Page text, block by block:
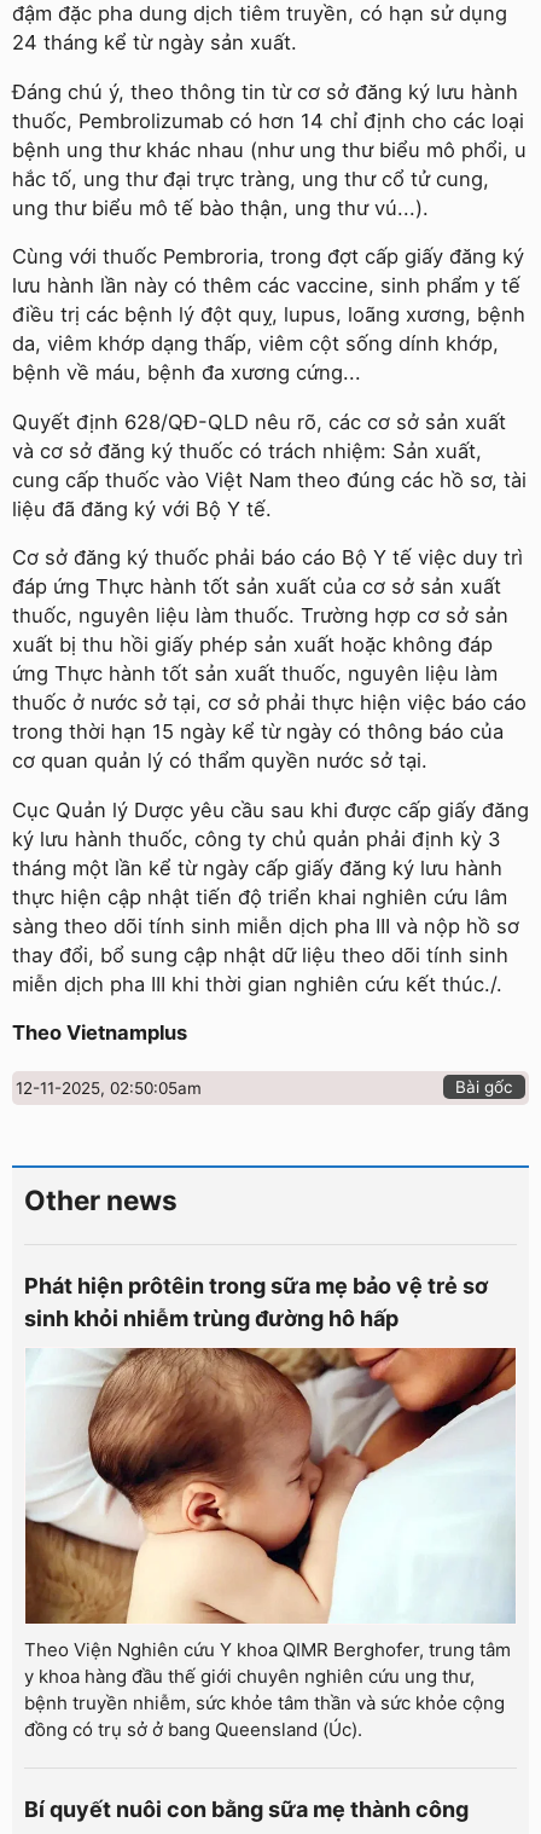
đậm đặc pha dung dịch tiêm truyền, có hạn sử dụng
24 tháng kể từ ngày sản xuất.
Đáng chú ý, theo thông tin từ cơ sở đăng ký lưu hành
thuốc, Pembrolizumab có hơn 14 chỉ định cho các loại
bệnh ung thư khác nhau (như ung thư biểu mô phổi, u
hắc tố, ung thư đại trực tràng, ung thư cổ tử cung,
ung thư biểu mô tế bào thận, ung thư vú...).
Cùng với thuốc Pembroria, trong đợt cấp giấy đăng ký
lưu hành lần này có thêm các vaccine, sinh phẩm y tế
điều trị các bệnh lý đột quỵ, lupus, loãng xương, bệnh
da, viêm khớp dạng thấp, viêm cột sống dính khớp,
bệnh về máu, bệnh đa xương cứng...
Quyết định 628/QĐ-QLD nêu rõ, các cơ sở sản xuất
và cơ sở đăng ký thuốc có trách nhiệm: Sản xuất,
cung cấp thuốc vào Việt Nam theo đúng các hồ sơ, tài
liệu đã đăng ký với Bộ Y tế.
Cơ sở đăng ký thuốc phải báo cáo Bộ Y tế việc duy trì
đáp ứng Thực hành tốt sản xuất của cơ sở sản xuất
thuốc, nguyên liệu làm thuốc. Trường hợp cơ sở sản
xuất bị thu hồi giấy phép sản xuất hoặc không đáp
ứng Thực hành tốt sản xuất thuốc, nguyên liệu làm
thuốc ở nước sở tại, cơ sở phải thực hiện việc báo cáo
trong thời hạn 15 ngày kể từ ngày có thông báo của
cơ quan quản lý có thẩm quyền nước sở tại.
Cục Quản lý Dược yêu cầu sau khi được cấp giấy đăng
ký lưu hành thuốc, công ty chủ quản phải định kỳ 3
tháng một lần kể từ ngày cấp giấy đăng ký lưu hành
thực hiện cập nhật tiến độ triển khai nghiên cứu lâm
sàng theo dõi tính sinh miễn dịch pha III và nộp hồ sơ
thay đổi, bổ sung cập nhật dữ liệu theo dõi tính sinh
miễn dịch pha III khi thời gian nghiên cứu kết thúc./.
Theo Vietnamplus
12-11-2025, 02:50:05am Bài gốc
Other news
Phát hiện prôtêin trong sữa mẹ bảo vệ trẻ sơ
sinh khỏi nhiễm trùng đường hô hấp
Theo Viện Nghiên cứu Y khoa QIMR Berghofer, trung tâm
y khoa hàng đầu thế giới chuyên nghiên cứu ung thư,
bệnh truyền nhiễm, sức khỏe tâm thần và sức khỏe cộng
đồng có trụ sở ở bang Queensland (Úc).
Bí quyết nuôi con bằng sữa mẹ thành công